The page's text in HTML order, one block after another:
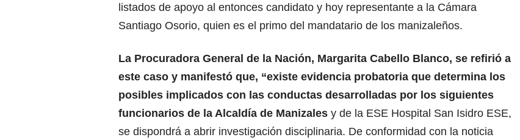
listados de apoyo al entonces candidato y hoy representante a la Cámara
Santiago Osorio, quien es el primo del mandatario de los manizaleños.
La Procuradora General de la Nación, Margarita Cabello Blanco, se refirió a
este caso y manifestó que, “existe evidencia probatoria que determina los
posibles implicados con las conductas desarrolladas por los siguientes
funcionarios de la Alcaldía de Manizales y de la ESE Hospital San Isidro ESE,
se dispondrá a abrir investigación disciplinaria. De conformidad con la noticia